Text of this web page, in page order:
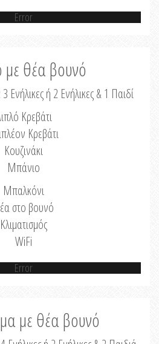
Error
με θέα βουνό
Ενήλικες ή 2 Ενήλικες & 1 Παιδί
Κρεβάτι
Κρεβάτι
Κουζινάκι
Μπάνιο
Μπαλκόνι
στο βουνό
Κλιματισμός
WiFi
Error
με θέα βουνό